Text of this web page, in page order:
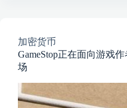
加密货币
GameStop正在面向游戏
场